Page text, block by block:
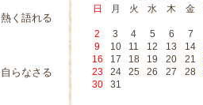
く語れる
らなさる
日
月 火 水 木 金
2
3 4 5 6 7
9
10 11 12 13 14
16
17 18 19 20 21
23
24 25 26 27 28
30
31